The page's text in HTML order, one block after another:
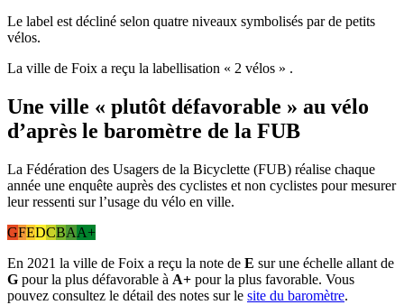
Le label est décliné selon quatre niveaux symbolisés par de petits
vélos.
La ville de Foix a reçu la labellisation « 2 vélos » .
Une ville « plutôt défavorable » au vélo
d’après le baromètre de la FUB
La Fédération des Usagers de la Bicyclette (FUB) réalise chaque
année une enquête auprès des cyclistes et non cyclistes pour mesurer
leur ressenti sur l’usage du vélo en ville.
GFEDCBAA+
En 2021 la ville de Foix a reçu la note de E sur une échelle allant de
G pour la plus défavorable à A+ pour la plus favorable. Vous
pouvez consultez le détail des notes sur le site du baromètre.